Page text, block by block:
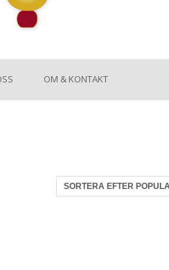
OM & KONTAKT